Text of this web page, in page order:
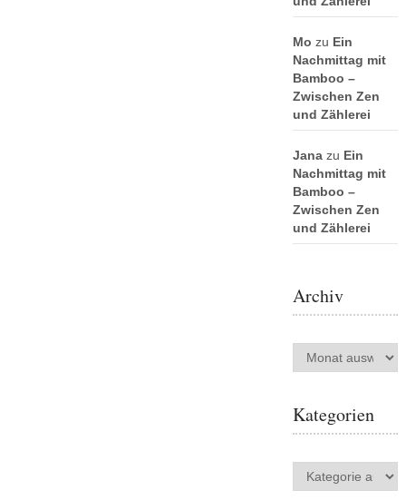
Mo zu Ein
Nachmittag mit
Bamboo –
Zwischen Zen
und Zählerei
Janazu Ein
Nachmittag mit
Bamboo –
Zwischen Zen
und Zählerei
Archiv
Archiv
Kategorien
Kategorien